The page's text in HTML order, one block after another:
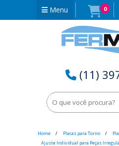
Menu 0
(11)
Home Placas para Torno
Ajuste Individual para Peças